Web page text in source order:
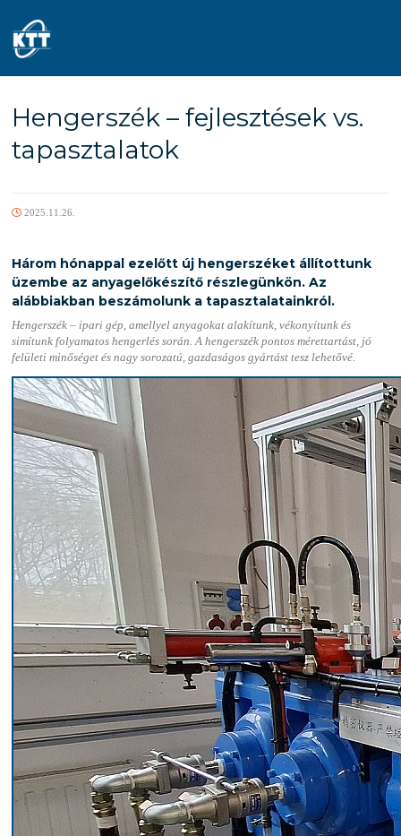
Hengerszék – fejlesztések vs.
tapasztalatok
2025.11.26.
Három hónappal ezelőtt új hengerszéket állítottunk
üzembe az anyagelőkészítő részlegünkön. Az
alábbiakban beszámolunk a tapasztalatainkról.
Hengerszék – ipari gép, amellyel anyagokat alakítunk, vékonyítunk és
simítunk folyamatos hengerlés során. A hengerszék pontos mérettartást, jó
felületi minőséget és nagy sorozatú, gazdaságos gyártást tesz lehetővé.